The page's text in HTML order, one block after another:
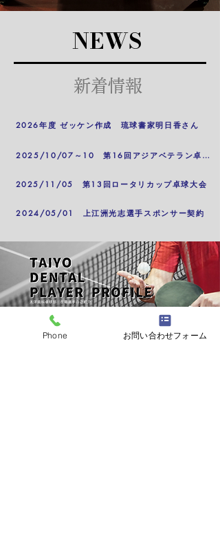
NEWS
新着情報
2026年度 ゼッケン作成 琉球書家明日香さん
2025/10/07～10 第16回アジアベテラン卓球選手権大会
2025/11/05 第13回ロータリカップ卓球大会
2024/05/01 上江洲光志選手スポンサー契約
専用ページ
Phone お問い合わせフォーム